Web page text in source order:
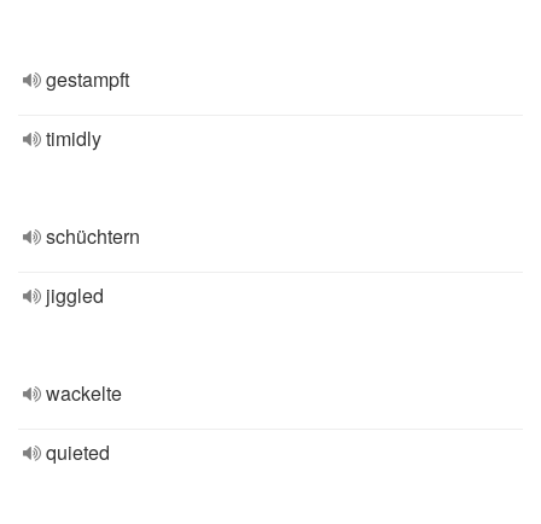
gestampft
timidly
schüchtern
jiggled
wackelte
quieted